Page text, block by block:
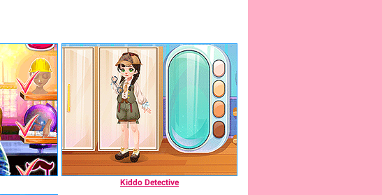
Kiddo Detective